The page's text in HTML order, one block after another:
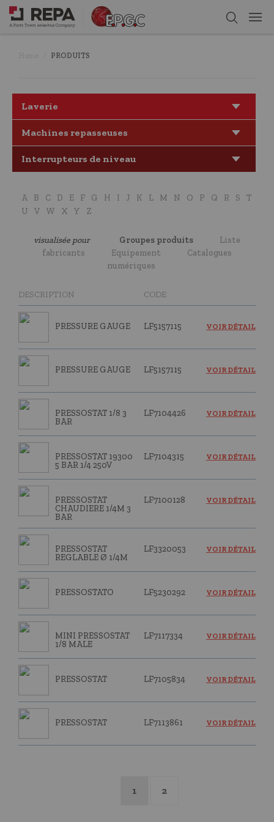
PRODUITS
Laverie
Machines repasseuses
Interrupteurs de niveau
A B C D E F G H I J K L M N O P Q R S
T
U
V W X Y Z
visualisée pour Groupes produits
Liste
fabricants
Equipement
Catalogues
numériques
DESCRIPTION CODE
PRESSURE GAUGE LF5157115 VOIR DÉTAIL
PRESSURE GAUGE LF5157115 VOIR DÉTAIL
PRESSOSTAT 1/8 3
BAR
LF7104426 VOIR DÉTAIL
PRESSOSTAT 19300
5 BAR 1/4 250V
LF7104315 VOIR DÉTAIL
PRESSOSTAT
CHAUDIERE 1/4M 3
BAR
LF7100128 VOIR DÉTAIL
PRESSOSTAT
REGLABLE Ø 1/4M
LF3320053 VOIR DÉTAIL
PRESSOSTATO LF5230292 VOIR DÉTAIL
MINI PRESSOSTAT
1/8 MALE
LF7117334 VOIR DÉTAIL
PRESSOSTAT LF7105834 VOIR DÉTAIL
PRESSOSTAT LF7113861 VOIR DÉTAIL
1 2